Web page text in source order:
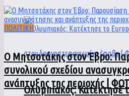
Ολυμπιακός: Κατέκτησε
ΠΟΛΙΤΙΚΗ
Ο Μητσοτάκης στον Έβρο:
συνολικού σχεδίου
ανάπτυξης της περιοχής |